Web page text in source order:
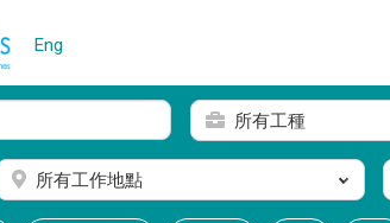
Eng
所有工種
所有工作地點